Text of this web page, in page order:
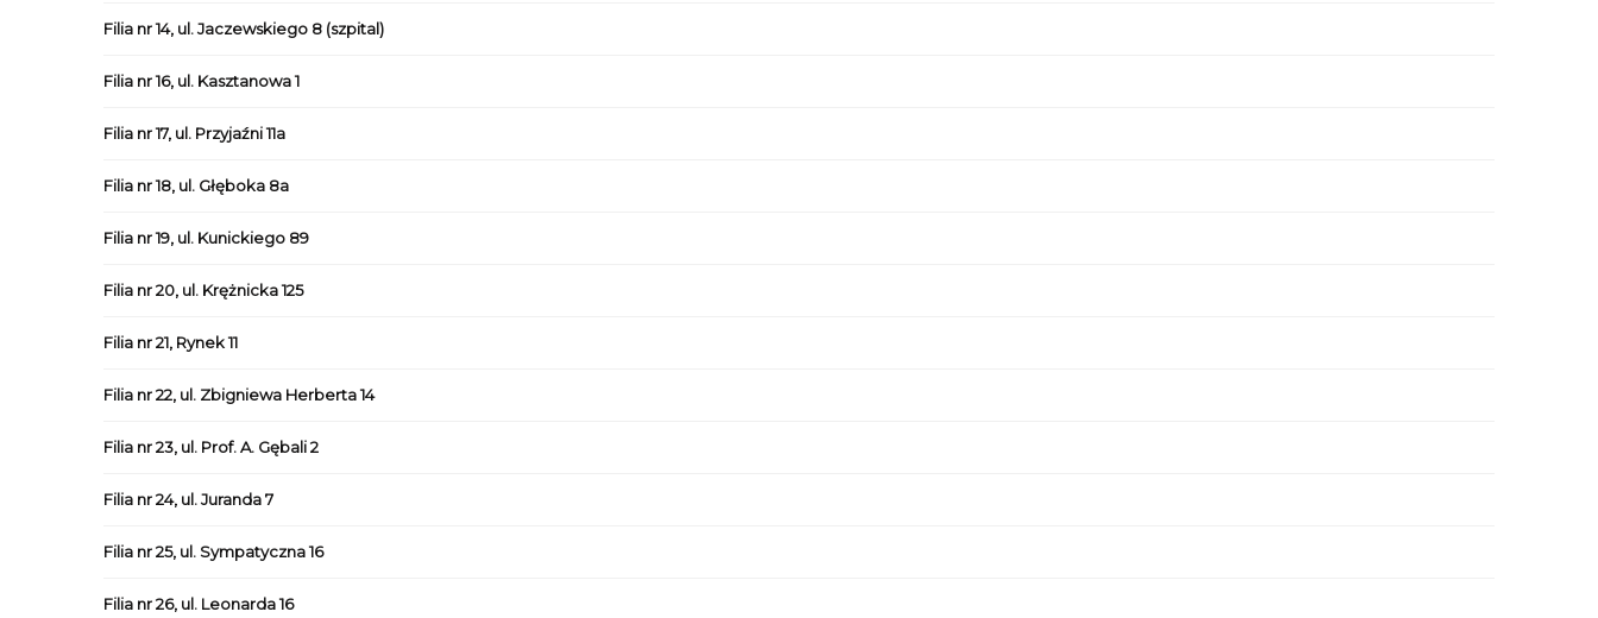
Filia nr 14, ul. Jaczewskiego 8 (szpital)
Filia nr 16, ul. Kasztanowa 1
Filia nr 17, ul. Przyjaźni 11a
Filia nr 18, ul. Głęboka 8a
Filia nr 19, ul. Kunickiego 89
Filia nr 20, ul. Krężnicka 125
Filia nr 21, Rynek 11
Filia nr 22, ul. Zbigniewa Herberta 14
Filia nr 23, ul. Prof. A. Gębali 2
Filia nr 24, ul. Juranda 7
Filia nr 25, ul. Sympatyczna 16
Filia nr 26, ul. Leonarda 16